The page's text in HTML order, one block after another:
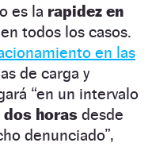
es la rapidez en
todos los casos.
en las
de carga y
“en un intervalo
dos horas desde
denunciado”,